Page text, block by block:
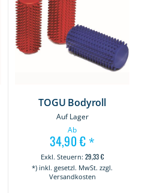
TOGU Bodyroll
Auf Lager
Ab
34,90 €*
29,33 €
*) inkl. gesetzl. MwSt. zzgl.
Versandkosten